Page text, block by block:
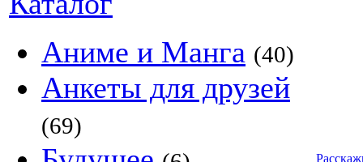
Аниме и Манга (40)
Анкеты для друзей
(69)